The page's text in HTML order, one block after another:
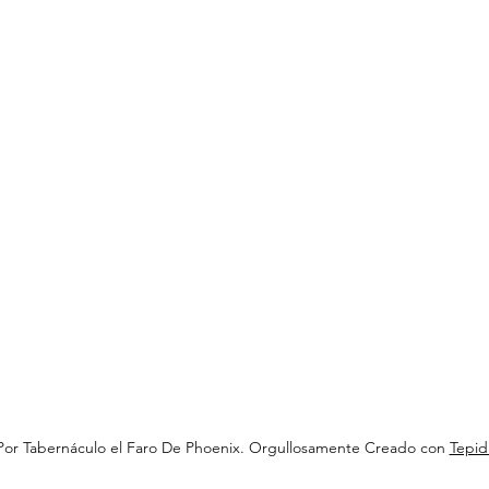
Tabernáculo el Faro De Phoenix. Orgullosamente Creado con